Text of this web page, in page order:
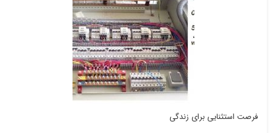
فرصت استثنایی برای زندگی